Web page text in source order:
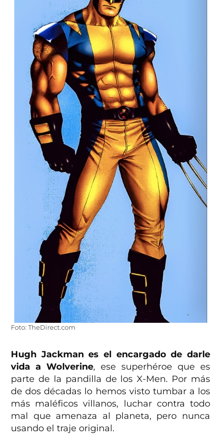
Foto: TheDirect.com
Hugh Jackman es el encargado de darle
vida a Wolverine, ese superhéroe que es
parte de la pandilla de los X-Men. Por más
de dos décadas lo hemos visto tumbar a los
más maléficos villanos, luchar contra todo
mal que amenaza al planeta, pero nunca
usando el traje original.